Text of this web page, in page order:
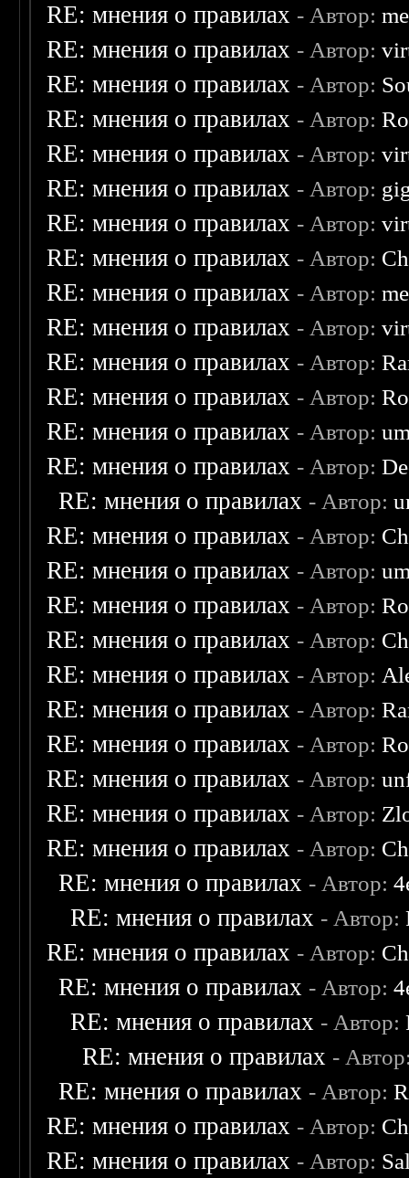
RE: мнения о правилах - Автор:
RE: мнения о правилах - Автор:
RE: мнения о правилах - Автор:
RE: мнения о правилах - Автор:
RE: мнения о правилах - Автор:
RE: мнения о правилах - Автор:
RE: мнения о правилах - Автор:
RE: мнения о правилах - Автор:
RE: мнения о правилах - Автор:
RE: мнения о правилах - Автор:
RE: мнения о правилах - Автор:
RE: мнения о правилах - Автор:
RE: мнения о правилах - Автор:
RE: мнения о правилах - Автор:
RE: мнения о правилах - Автор:
RE: мнения о правилах - Автор:
RE: мнения о правилах - Автор:
RE: мнения о правилах - Автор:
RE: мнения о правилах - Автор:
RE: мнения о правилах - Автор:
RE: мнения о правилах - Автор:
RE: мнения о правилах - Автор:
RE: мнения о правилах - Автор:
RE: мнения о правилах - Автор:
RE: мнения о правилах - Автор:
RE: мнения о правилах - Автор:
RE: мнения о правилах - Автор:
RE: мнения о правилах - Автор:
RE: мнения о правилах - Автор:
RE: мнения о правилах - Автор:
RE: мнения о правилах -
RE: мнения о правилах - Автор:
RE: мнения о правилах - Автор:
RE: мнения о правилах - Автор: